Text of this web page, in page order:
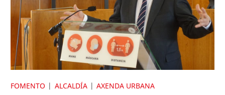
FOMENTO ALCALDÍA AXENDA URBANA